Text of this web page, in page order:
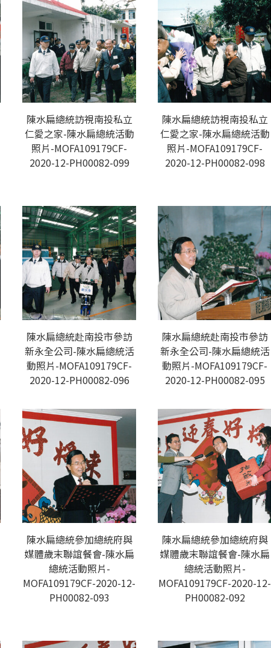
陳水扁總統訪視南投私立
仁愛之家-陳水扁總統活動
照片-MOFA109179CF-
2020-12-PH00082-099
陳水扁總統訪視南投私立
仁愛之家-陳水扁總統活動
照片-MOFA109179CF-
2020-12-PH00082-098
陳水扁總統赴南投市參訪
新永全公司-陳水扁總統活
動照片-MOFA109179CF-
2020-12-PH00082-096
陳水扁總統赴南投市參訪
新永全公司-陳水扁總統活
動照片-MOFA109179CF-
2020-12-PH00082-095
陳水扁總統參加總統府與
媒體歲末聯誼餐會-陳水扁
總統活動照片-
MOFA109179CF-2020-12-
PH00082-093
陳水扁總統參加總統府與
媒體歲末聯誼餐會-陳水扁
總統活動照片-
MOFA109179CF-2020-12-
PH00082-092